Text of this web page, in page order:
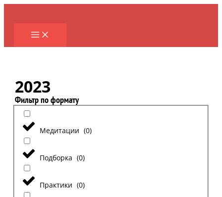
Перейти
содержимому
2023
Фильтр по формату
Медитации (0)
Подборка (0)
Практики (0)